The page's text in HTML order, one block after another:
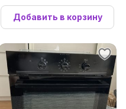
Добавить в корзину